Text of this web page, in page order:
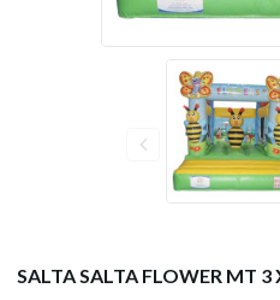
SALTA SALTA FLOWER MT 3